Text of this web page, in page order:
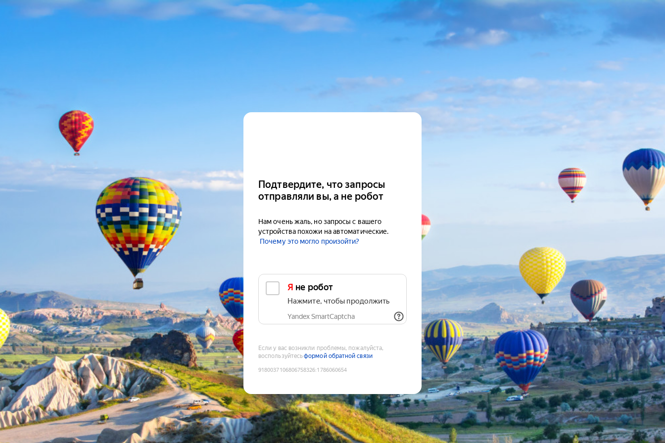
Подтвердите, что запросы
отправляли вы, а не робот
Нам очень жаль, но запросы с вашего
устройства похожи на автоматические.
Почему это могло произойти?
Я не робот
Нажмите, чтобы продолжить
Yandex SmartCaptcha
Если у вас возникли проблемы, пожалуйста,
воспользуйтесьформой обратной связи
9180037106806758326:1786060654